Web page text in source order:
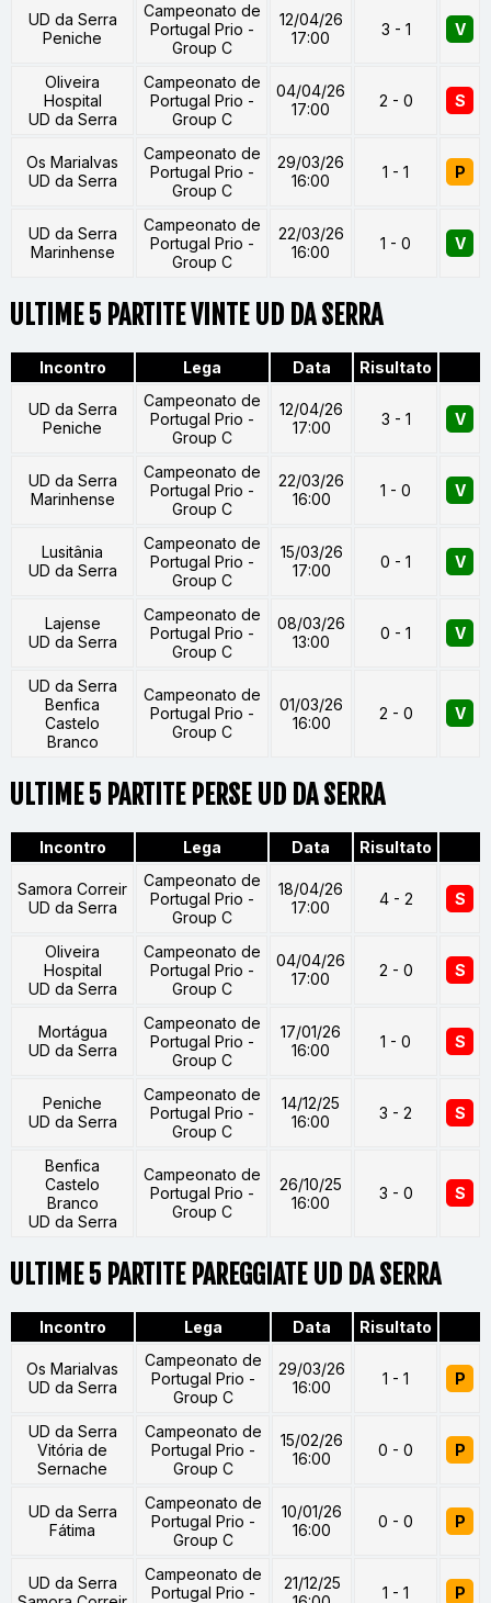
UD da Serra
Peniche
Campeonato de
Portugal Prio -
Group C
12/04/26
17:00
3 - 1 V
Oliveira
Hospital
UD da Serra
Campeonato de
Portugal Prio -
Group C
04/04/26
17:00
2 - 0 S
Os Marialvas
UD da Serra
Campeonato de
Portugal Prio -
Group C
29/03/26
16:00
1 - 1 P
UD da Serra
Marinhense
Campeonato de
Portugal Prio -
Group C
22/03/26
16:00
1 - 0 V
ULTIME 5 PARTITE VINTE UD DA SERRA
Incontro Lega Data Risultato
UD da Serra
Peniche
Campeonato de
Portugal Prio -
Group C
12/04/26
17:00
3 - 1 V
UD da Serra
Marinhense
Campeonato de
Portugal Prio -
Group C
22/03/26
16:00
1 - 0 V
Lusitânia
UD da Serra
Campeonato de
Portugal Prio -
Group C
15/03/26
17:00
0 - 1 V
Lajense
UD da Serra
Campeonato de
Portugal Prio -
Group C
08/03/26
13:00
0 - 1 V
UD da Serra
Benfica
Castelo
Branco
Campeonato de
Portugal Prio -
Group C
01/03/26
16:00
2 - 0 V
ULTIME 5 PARTITE PERSE UD DA SERRA
Incontro Lega Data Risultato
Samora Correir
UD da Serra
Campeonato de
Portugal Prio -
Group C
18/04/26
17:00
4 - 2 S
Oliveira
Hospital
UD da Serra
Campeonato de
Portugal Prio -
Group C
04/04/26
17:00
2 - 0 S
Mortágua
UD da Serra
Campeonato de
Portugal Prio -
Group C
17/01/26
16:00
1 - 0 S
Peniche
UD da Serra
Campeonato de
Portugal Prio -
Group C
14/12/25
16:00
3 - 2 S
Benfica
Castelo
Branco
UD da Serra
Campeonato de
Portugal Prio -
Group C
26/10/25
16:00
3 - 0 S
ULTIME 5 PARTITE PAREGGIATE UD DA SERRA
Incontro Lega Data Risultato
Os Marialvas
UD da Serra
Campeonato de
Portugal Prio -
Group C
29/03/26
16:00
1 - 1 P
UD da Serra
Vitória de
Sernache
Campeonato de
Portugal Prio -
Group C
15/02/26
16:00
0 - 0 P
UD da Serra
Fátima
Campeonato de
Portugal Prio -
Group C
10/01/26
16:00
0 - 0 P
UD da Serra
Campeonato de
Portugal Prio -
21/12/25
1 - 1 P